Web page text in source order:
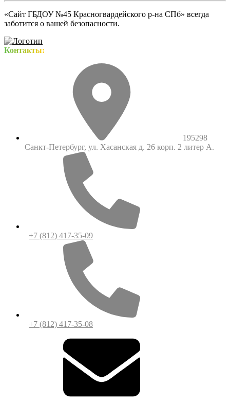
«Сайт ГБДОУ №45 Красногвардейского р-на СПб» всегда
заботится о вашей безопасности.
Контакты:
195298
Санкт-Петербург, ул. Хасанская д. 26 корп. 2 литер А.
+7 (812) 417-35-09
+7 (812) 417-35-08